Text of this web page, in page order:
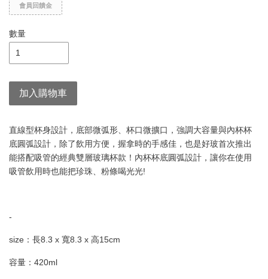
會員回饋金
數量
加入購物車
直線型杯身設計，底部微弧形、杯口微擴口，強調大容量與內杯杯
底圓弧設計，除了飲用方便，握拿時的手感佳，也是好玻首次推出
能搭配吸管的經典雙層玻璃杯款！內杯杯底圓弧設計，讓你在使用
吸管飲用時也能把珍珠、粉條喝光光!
-
size：長8.3 x 寬8.3 x 高15cm
容量：420ml